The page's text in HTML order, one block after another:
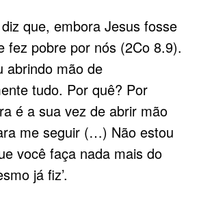
que, embora Jesus fosse
fez pobre por nós (2Co 8.9).
abrindo mão de
tudo. Por quê? Por
é a sua vez de abrir mão
me seguir (…) Não estou
você faça nada mais do
já fiz’.